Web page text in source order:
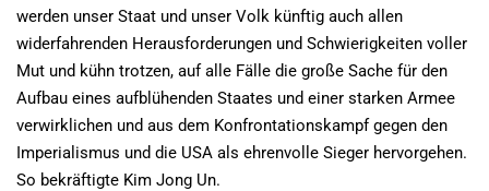
werden unser Staat und unser Volk künftig auch allen
widerfahrenden Herausforderungen und Schwierigkeiten voller
Mut und kühn trotzen, auf alle Fälle die große Sache für den
Aufbau eines aufblühenden Staates und einer starken Armee
verwirklichen und aus dem Konfrontationskampf gegen den
Imperialismus und die USA als ehrenvolle Sieger hervorgehen.
So bekräftigte Kim Jong Un.